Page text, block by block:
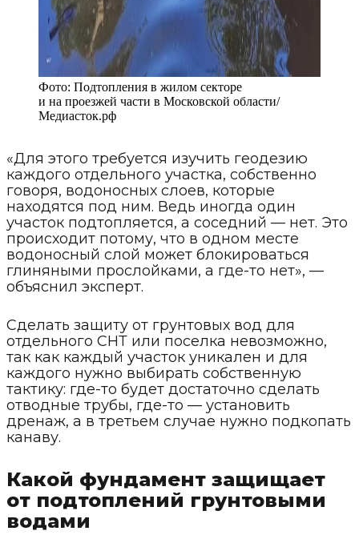
Фото: Подтопления в жилом секторе
и на проезжей части в Московской области/
Медиасток.рф
«Для этого требуется изучить геодезию
каждого отдельного участка, собственно
говоря, водоносных слоев, которые
находятся под ним. Ведь иногда один
участок подтопляется, а соседний — нет. Это
происходит потому, что в одном месте
водоносный слой может блокироваться
глиняными прослойками, а где-то нет», —
объяснил эксперт.
Сделать защиту от грунтовых вод для
отдельного СНТ или поселка невозможно,
так как каждый участок уникален и для
каждого нужно выбирать собственную
тактику: где-то будет достаточно сделать
отводные трубы, где-то — установить
дренаж, а в третьем случае нужно подкопать
канаву.
Какой фундамент защищает
от подтоплений грунтовыми
водами